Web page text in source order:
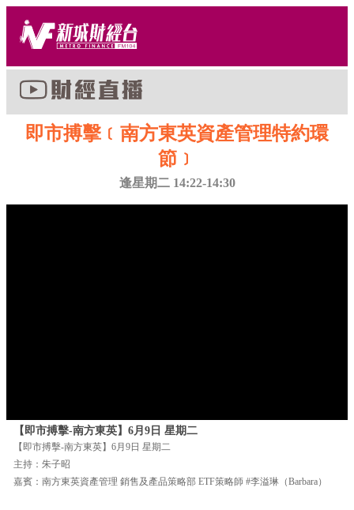
即市搏擊﹝南方東英資產管理特約環
節﹞
逢星期二 14:22-14:30
【即市搏擊-南方東英】6月9日 星期二
【即市搏擊-南方東英】6月9日 星期二
主持：朱子昭
嘉賓：南方東英資產管理 銷售及產品策略部 ETF策略師 #李溢琳（Barbara）